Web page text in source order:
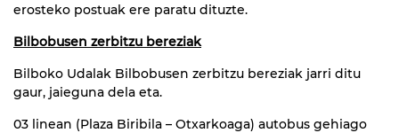
erosteko postuak ere paratu dituzte.
Bilbobusen zerbitzu bereziak
Bilboko Udalak Bilbobusen zerbitzu bereziak jarri ditu
gaur, jaieguna dela eta.
03 linean (Plaza Biribila – Otxarkoaga) autobus gehiago